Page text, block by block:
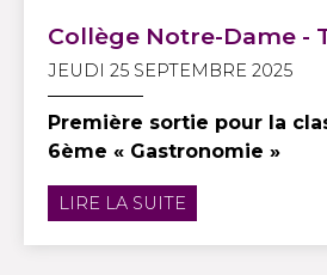
Collège Notre-Dame -
JEUDI 25 SEPTEMBRE 2025
Première sortie pour la
6ème « Gastronomie »
LIRE LA SUITE